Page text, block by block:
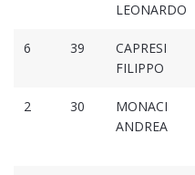
LEONARDO
6 39
CAPRESI
FILIPPO
2 30
MONACI
ANDREA